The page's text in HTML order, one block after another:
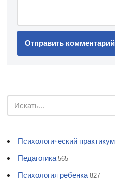
Психологический практикум
Педагогика 565
Психология ребенка 827